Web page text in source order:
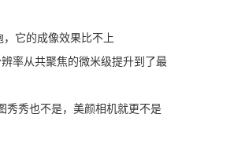
它的成像效果比不上
率从共聚焦的微米级提升到了最
秀秀也不是，美颜相机就更不是